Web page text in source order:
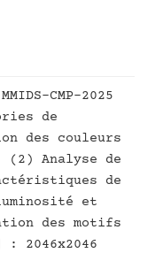
CMP-2025
de
des couleurs
(2) Analyse de
de
et
des motifs
2046x2046